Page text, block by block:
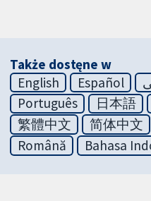
Także dostęne w
English
Español
Português
日本語
繁體中文
简体中文
Română
Bahasa